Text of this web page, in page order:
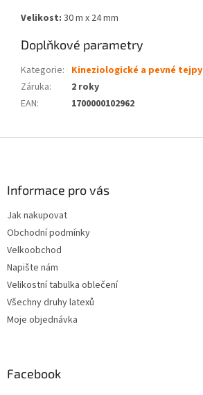
Velikost: 30 m x 24 mm
Doplňkové parametry
Kategorie: Kineziologické a pevné tejpy
Záruka:
2 roky
EAN: 1700000102962
Informace pro vás
Jak nakupovat
Obchodní podmínky
Velkoobchod
Napište nám
Velikostní tabulka oblečení
Všechny druhy latexů
Moje objednávka
Facebook